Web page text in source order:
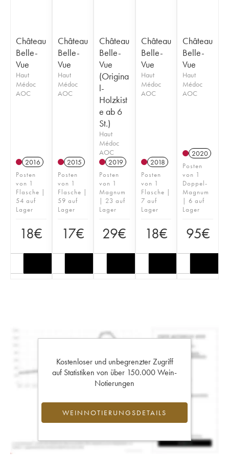
Château
Belle-
Vue
Haut
Médoc
AOC
2016
Posten
von 1
Flasche |
54 auf
Lager
18€
Château
Belle-
Vue
Haut
Médoc
AOC
2015
Posten
von 1
Flasche |
59 auf
Lager
17€
Château
Belle-
Vue
(Origina
l-
Holzkist
e ab 6
St.)
Haut
Médoc
AOC
2019
Posten
von 1
Magnum
| 23 auf
Lager
29€
Château
Belle-
Vue
Haut
Médoc
AOC
2018
Posten
von 1
Flasche |
7 auf
Lager
18€
Château
Belle-
Vue
Haut
Médoc
AOC
2020
Posten
von 1
Doppel-
Magnum
| 6 auf
Lager
95€
Kostenloser und unbegrenzter Zugriff
auf Statistiken von über 150.000 Wein-
Notierungen
WEINNOTIERUNGSDETAILS